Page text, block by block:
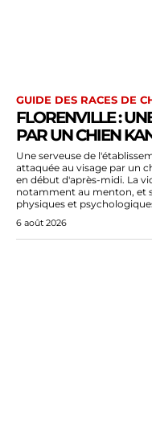
GUIDE DES RACES DE
FLORENVILLE :
PAR UN CHIEN
Une serveuse de
attaquée au visage par un
en début d'après-midi. La
notamment au menton, et
physiques et
6 août 2026